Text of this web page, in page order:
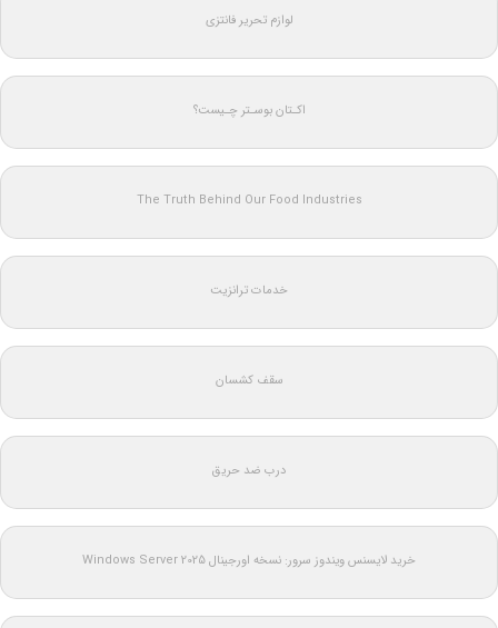
لوازم تحریر فانتزی
اکـتان بوسـتر چـیست؟
The Truth Behind Our Food Industries
خدمات ترانزیت
سقف کشسان
درب ضد حریق
خرید لایسنس ویندوز سرور: نسخه اورجینال Windows Server 2025